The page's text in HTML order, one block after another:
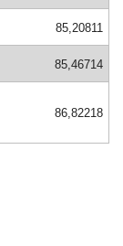
85,20811
85,46714
86,82218